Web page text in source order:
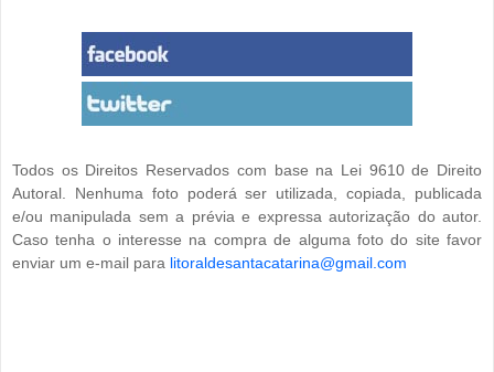
Todos os Direitos Reservados com base na Lei 9610 de Direito
Autoral. Nenhuma foto poderá ser utilizada, copiada, publicada
e/ou manipulada sem a prévia e expressa autorização do autor.
Caso tenha o interesse na compra de alguma foto do site favor
enviar um e-mail para litoraldesantacatarina@gmail.com